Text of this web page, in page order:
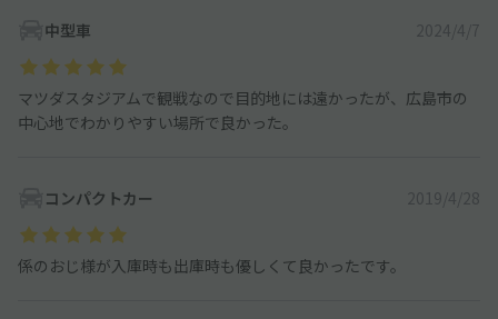
中型車 2024/4/7
マツダスタジアムで観戦なので目的地には遠かったが、広島市の
中心地でわかりやすい場所で良かった。
コンパクトカー 2019/4/28
係のおじ様が入庫時も出庫時も優しくて良かったです。